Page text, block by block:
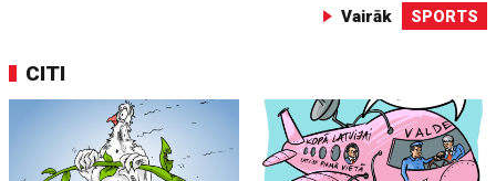
Vairāk SPORTS
CITI